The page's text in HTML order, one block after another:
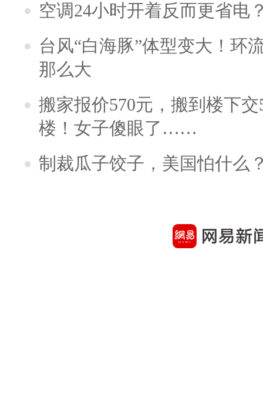
空调24小时开着反而更省电
台风“白海豚”体型变大！环
那么大
搬家报价570元，搬到楼下
楼！女子傻眼了……
制裁瓜子饺子，美国怕什么